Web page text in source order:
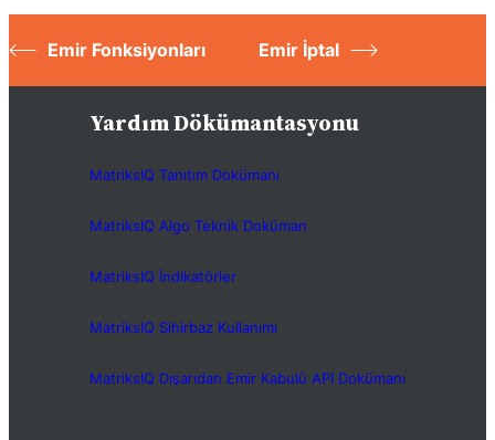
Emir Fonksiyonları Emir İptal
Yardım Dökümantasyonu
MatriksIQ Tanıtım Dokümanı
MatriksIQ Algo Teknik Doküman
MatriksIQ İndikatörler
MatriksIQ Sihirbaz Kullanımı
MatriksIQ Dışarıdan Emir Kabulü API Dokümanı